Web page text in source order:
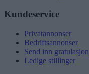
Kundeservice
Privatannonser
Bedriftsannonser
Send inn gratulasjon
Ledige stillinger